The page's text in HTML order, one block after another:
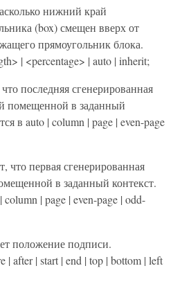
нижний край
(box) смещен вверх от
прямоугольник блока.
| <percentage> | auto | inherit;
последняя сгенерированная
помещенной в заданный
в auto | column | page | even-page
что первая сгенерированная
в заданный контекст.
column | page | even-page | odd-
положение подписи.
| after | start | end | top | bottom | left